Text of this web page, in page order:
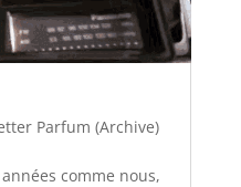
Parfum (Archive)
comme nous,